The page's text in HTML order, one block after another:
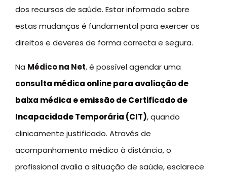
dos recursos de saúde. Estar informado sobre
estas mudanças é fundamental para exercer os
direitos e deveres de forma correcta e segura.
Na Médico na Net, é possível agendar uma
consulta médica online para avaliação de
baixa médica e emissão de Certificado de
Incapacidade Temporária (CIT), quando
clinicamente justificado. Através de
acompanhamento médico à distância, o
profissional avalia a situação de saúde, esclarece